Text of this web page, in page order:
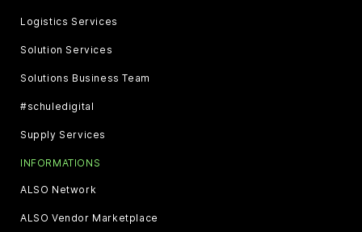
Logistics Services
Solution Services
Solutions Business Team
#schuledigital
Supply Services
INFORMATIONS
ALSO Network
ALSO Vendor Marketplace